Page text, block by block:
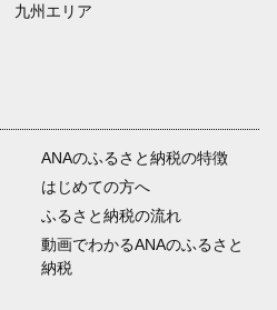
九州エリア
ANAのふるさと納税の特徴
はじめての方へ
ふるさと納税の流れ
動画でわかるANAのふるさと
納税